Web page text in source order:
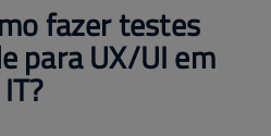
fazer testes
para UX/UI em